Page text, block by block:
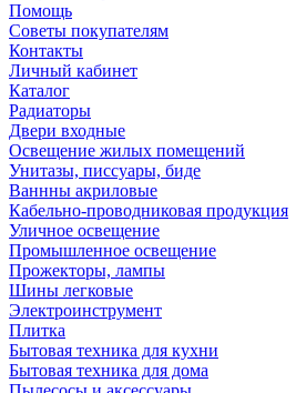
Помощь
Советы покупателям
Контакты
Личный кабинет
Каталог
Радиаторы
Двери входные
Освещение жилых помещений
Унитазы, писсуары, биде
Ваннны акриловые
Кабельно-проводниковая продукция
Уличное освещение
Промышленное освещение
Прожекторы, лампы
Шины легковые
Электроинструмент
Плитка
Бытовая техника для кухни
Бытовая техника для дома